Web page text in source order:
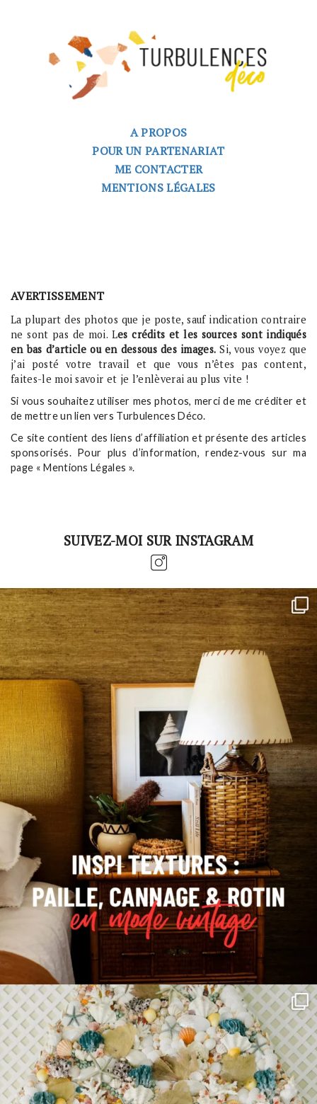
A PROPOS
POUR UN PARTENARIAT
ME CONTACTER
MENTIONS LÉGALES
AVERTISSEMENT
La plupart des photos que je poste, sauf indication contraire
ne sont pas de moi. Les crédits et les sources sont indiqués
en bas d’article ou en dessous des images. Si, vous voyez que
j’ai posté votre travail et que vous n’êtes pas content,
faites-le moi savoir et je l’enlèverai au plus vite !
Si vous souhaitez utiliser mes photos, merci de me créditer et
de mettre un lien vers Turbulences Déco.
Ce site contient des liens d’affiliation et présente des articles
sponsorisés. Pour plus d’information, rendez-vous sur ma
page « Mentions Légales ».
SUIVEZ-MOI SUR INSTAGRAM